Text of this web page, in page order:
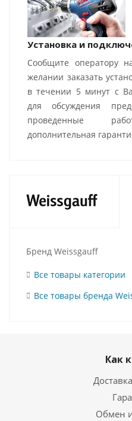
Установка и
Сообщите оператору
желании заказать
в течении 5 минут с
для обсуждения
проведенные
дополнительная
Бренд Weissgauff
Все товары категории
Все товары бренда
Как
Обмен